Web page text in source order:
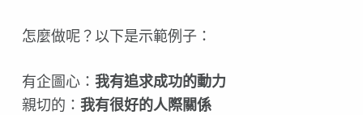
怎麼做呢？以下是示範例子：
有企圖心： 我有追求成功的動力
親切的： 我有很好的人際關係